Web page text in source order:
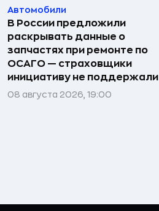
Автомобили
В России предложили
раскрывать данные о
запчастях при ремонте по
ОСАГО — страховщики
инициативу не поддержали
08 августа 2026, 19:00